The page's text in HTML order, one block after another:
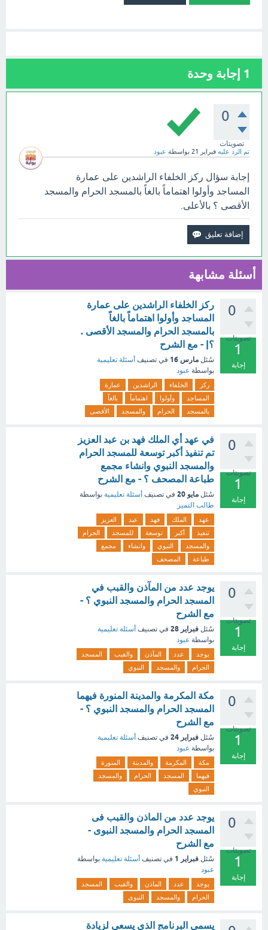
1 إجابة وحدة
0
تصويتات
تم الرد عليه فبراير 21 بواسطة عبود
إجابة سؤال ركز الخلفاء الراشدين على عمارة
المساجد وأولوا اهتماماً بالغاً بالمسجد الحرام والمسجد
الأقصى ؟ بالأعلى.
أسئلة مشابهة
0
تصويتات
1
إجابة
ركز الخلفاء الراشدين على عمارة
المساجد وأولوا اهتماماً بالغاً
بالمسجد الحرام والمسجد الأقصى .
؟| - مع الشرح
سُئل مارس 16 في تصنيف أسئلة تعليمية
بواسطة عبود
ركز الخلفاء الراشدين
عمارة
المساجد
وأولوا اهتماماً
بالغاً
بالمسجد
الحرام والمسجد الأقصى
0
تصويتات
1
إجابة
في عهد أي الملك فهد بن عبد العزيز
تم تنفيذ أكبر توسعة للمسجد الحرام
والمسجد النبوي وانشاء مجمع
طباعة المصحف ؟ - مع الشرح
سُئل مايو 20 في تصنيف أسئلة تعليمية بواسطة
طالب التميز
عهد الملك فهد عبد
العزيز
تنفيذ
أكبر توسعة للمسجد
الحرام
والمسجد
النبوي وانشاء
مجمع
طباعة
المصحف
0
تصويتات
1
إجابة
يوجد عدد من المآذن والقبب في
المسجد الحرام والمسجد النبوي ؟ -
مع الشرح
سُئل فبراير 28 في تصنيف أسئلة تعليمية
بواسطة عبود
يوجد عدد المآذن والقبب
المسجد
الحرام
والمسجد النبوي
0
تصويتات
1
إجابة
مكة المكرمة والمدينة المنورة فيهما
المسجد الحرام والمسجد النبوي ؟ -
مع الشرح
سُئل فبراير 24 في تصنيف أسئلة تعليمية
بواسطة عبود
مكة المكرمة والمدينة
المنورة
فيهما
المسجد الحرام
والمسجد
النبوي
0
تصويتات
1
إجابة
يوجد عدد من الماذن والقبب فى
المسجد الحرام والمسجد النبوى -
مع الشرح
سُئل فبراير 1 في تصنيف أسئلة تعليمية بواسطة
عبود
يوجد عدد الماذن والقبب
المسجد
الحرام
والمسجد النبوى
يسمى البرنامج الذي يسعى لزيادة